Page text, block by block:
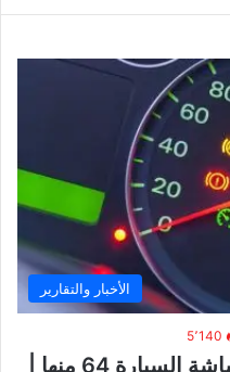
الأخبار والتقارير
5٬140
الإشارات التي تظهر على شاشة السيارة 64 منها |